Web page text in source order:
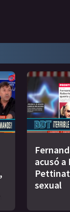
acusó a
sexual